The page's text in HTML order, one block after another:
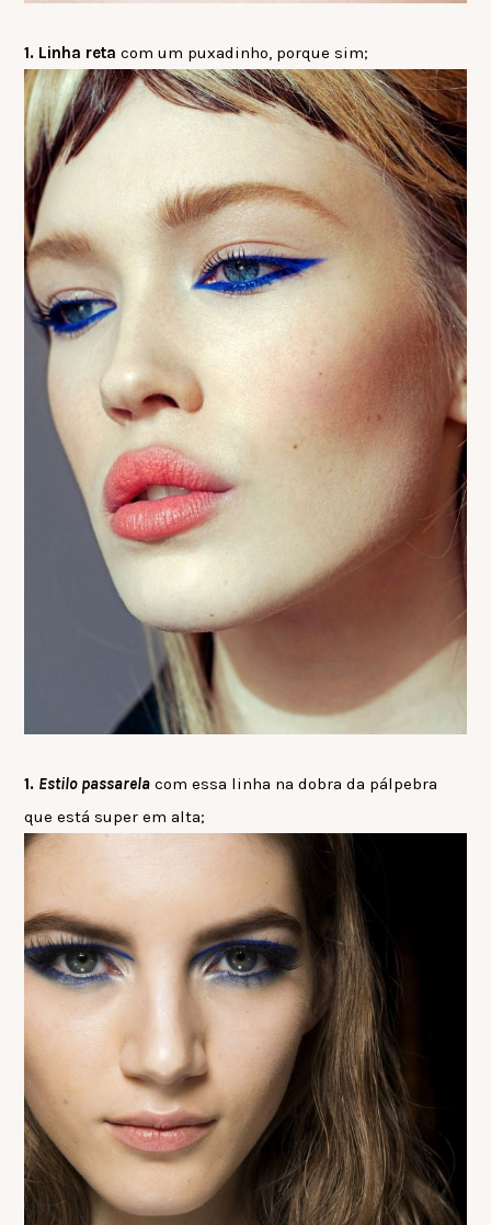
1. Linha reta com um puxadinho, porque sim;
1. Estilo passarela com essa linha na dobra da pálpebra
que está super em alta;